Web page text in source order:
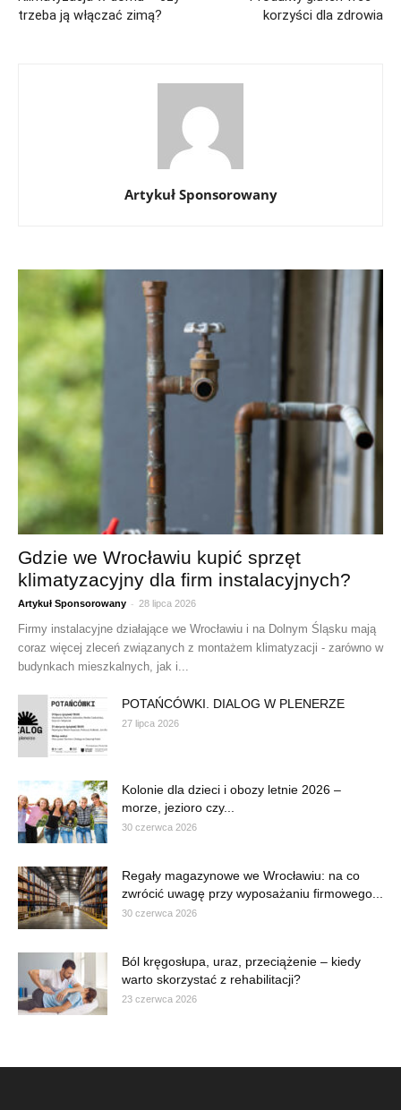
trzeba ją włączać zimą?
korzyści dla zdrowia
Artykuł Sponsorowany
Gdzie we Wrocławiu kupić sprzęt
klimatyzacyjny dla firm instalacyjnych?
Artykuł Sponsorowany - 28 lipca 2026
Firmy instalacyjne działające we Wrocławiu i na Dolnym Śląsku mają
coraz więcej zleceń związanych z montażem klimatyzacji - zarówno w
budynkach mieszkalnych, jak i...
POTAŃCÓWKI. DIALOG W PLENERZE
27 lipca 2026
Kolonie dla dzieci i obozy letnie 2026 –
morze, jezioro czy...
30 czerwca 2026
Regały magazynowe we Wrocławiu: na co
zwrócić uwagę przy wyposażaniu firmowego...
30 czerwca 2026
Ból kręgosłupa, uraz, przeciążenie – kiedy
warto skorzystać z rehabilitacji?
23 czerwca 2026